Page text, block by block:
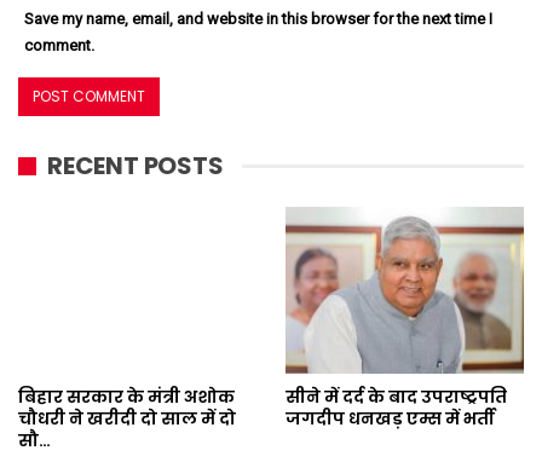
Save my name, email, and website in this browser for the next time I
comment.
RECENT POSTS
बिहार सरकार के मंत्री अशोक
चौधरी ने खरीदी दो साल में दो
सौ…
सीने में दर्द के बाद उपराष्ट्रपति
जगदीप धनखड़ एम्स में भर्ती